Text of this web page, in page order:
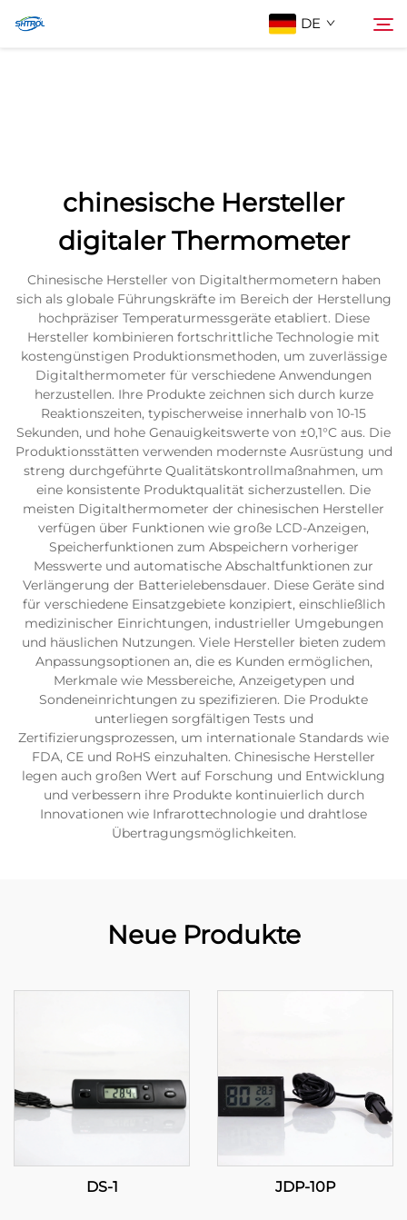
DE
chinesische Hersteller
digitaler Thermometer
Chinesische Hersteller von Digitalthermometern haben
sich als globale Führungskräfte im Bereich der Herstellung
hochpräziser Temperaturmessgeräte etabliert. Diese
Hersteller kombinieren fortschrittliche Technologie mit
kostengünstigen Produktionsmethoden, um zuverlässige
Digitalthermometer für verschiedene Anwendungen
herzustellen. Ihre Produkte zeichnen sich durch kurze
Reaktionszeiten, typischerweise innerhalb von 10-15
Sekunden, und hohe Genauigkeitswerte von ±0,1°C aus. Die
Produktionsstätten verwenden modernste Ausrüstung und
streng durchgeführte Qualitätskontrollmaßnahmen, um
eine konsistente Produktqualität sicherzustellen. Die
meisten Digitalthermometer der chinesischen Hersteller
verfügen über Funktionen wie große LCD-Anzeigen,
Speicherfunktionen zum Abspeichern vorheriger
Messwerte und automatische Abschaltfunktionen zur
Verlängerung der Batterielebensdauer. Diese Geräte sind
für verschiedene Einsatzgebiete konzipiert, einschließlich
medizinischer Einrichtungen, industrieller Umgebungen
und häuslichen Nutzungen. Viele Hersteller bieten zudem
Anpassungsoptionen an, die es Kunden ermöglichen,
Merkmale wie Messbereiche, Anzeigetypen und
Sondeneinrichtungen zu spezifizieren. Die Produkte
unterliegen sorgfältigen Tests und
Zertifizierungsprozessen, um internationale Standards wie
FDA, CE und RoHS einzuhalten. Chinesische Hersteller
legen auch großen Wert auf Forschung und Entwicklung
und verbessern ihre Produkte kontinuierlich durch
Innovationen wie Infrarottechnologie und drahtlose
Übertragungsmöglichkeiten.
Neue Produkte
DS-1 JDP-10P